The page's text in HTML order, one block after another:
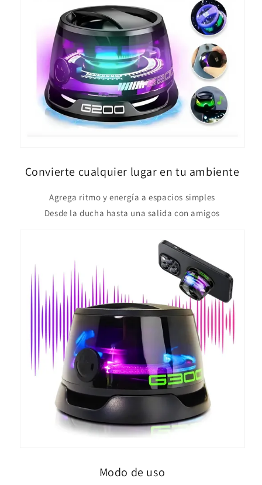
Convierte cualquier lugar en tu ambiente
Agrega ritmo y energía a espacios simples
Desde la ducha hasta una salida con amigos
Modo de uso